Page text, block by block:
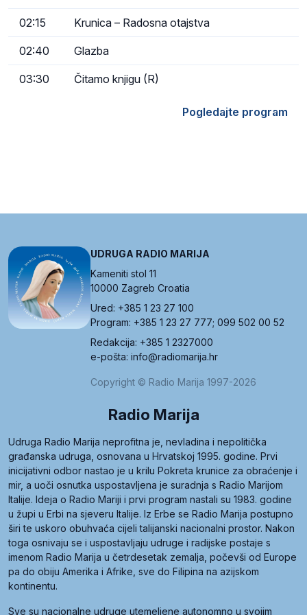
02:15 Krunica – Radosna otajstva
02:40 Glazba
03:30 Čitamo knjigu (R)
Pogledajte program
UDRUGA RADIO MARIJA
Kameniti stol 11
10000 Zagreb Croatia
Ured: +385 1 23 27 100
Program: +385 1 23 27 777; 099 502 00 52
Redakcija: +385 1 2327000
e-pošta: info@radiomarija.hr
Copyright © Radio Marija 1997-2026
Radio Marija
Udruga Radio Marija neprofitna je, nevladina i nepolitička
građanska udruga, osnovana u Hrvatskoj 1995. godine. Prvi
inicijativni odbor nastao je u krilu Pokreta krunice za obraćenje i
mir, a uoči osnutka uspostavljena je suradnja s Radio Marijom
Italije. Ideja o Radio Mariji i prvi program nastali su 1983. godine
u župi u Erbi na sjeveru Italije. Iz Erbe se Radio Marija postupno
širi te uskoro obuhvaća cijeli talijanski nacionalni prostor. Nakon
toga osnivaju se i uspostavljaju udruge i radijske postaje s
imenom Radio Marija u četrdesetak zemalja, počevši od Europe
pa do obiju Amerika i Afrike, sve do Filipina na azijskom
kontinentu.
Sve su nacionalne udruge utemeljene autonomno u svojim